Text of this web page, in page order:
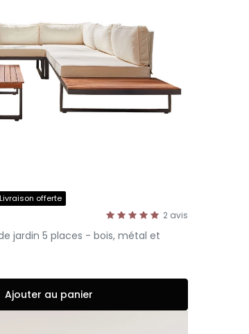
Livraison offerte
2 avis
jardin 5 places - bois, métal et
Ajouter au panier